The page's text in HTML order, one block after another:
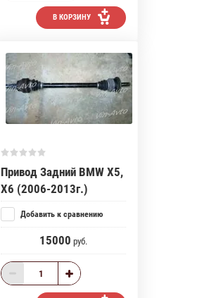
В КОРЗИНУ
Привод Задний BMW X5,
X6 (2006-2013г.)
Добавить к сравнению
15000 руб.